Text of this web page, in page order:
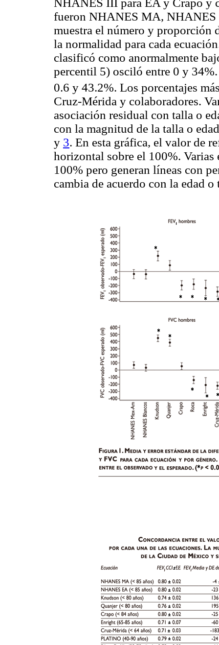
fueron NHANES MA,
muestra el número y proporción
la normalidad para cada
clasificó como anormalmente
percentil 5) osciló entre 0 y
0.6 y 43.2%. Los porcentajes
Cruz-Mérida y colaboradores.
asociación residual con talla o
con la magnitud de la talla o
y 3. En esta gráfica, el valor de
horizontal sobre el 100%. Varias
100% pero generan líneas con
cambia de acuerdo con la edad